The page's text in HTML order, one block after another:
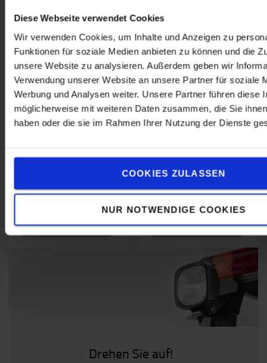
Diese Webseite verwendet Cookies
Wir verwenden Cookies, um Inhalte und Anzeigen zu
Funktionen für soziale Medien anbieten zu können und die
unsere Website zu analysieren. Außerdem geben wir
Verwendung unserer Website an unsere Partner für soziale
Werbung und Analysen weiter. Unsere Partner führen diese
möglicherweise mit weiteren Daten zusammen, die Sie
haben oder die sie im Rahmen Ihrer Nutzung der Dienste
COOKIES ZULASSEN
NUR NOTWENDIGE COOKIES
IP 65, staubdicht und
gegen
Wasserstrahlen mit
niedrigem Druck
geschützt
CHF 41
BESTELLEN
„Weißes Rauschen“,
entwickelt für z.B.
Straßenverkehr und
normale laute
Betriebsräume
Sorgen Sie für
zusätzliche
Sicherheit in
CHF 189
ONLINE
BESTELLEN
Drehen Sie auf!